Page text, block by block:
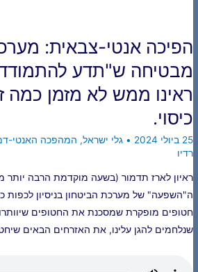
הפיכה אנטי-צבאית:
מבטיחה ש"תדע
ראינו ממש לא מזמן כמה
כיסוי.
25 ביולי 2024 • גלי ישראל, המהפכה האנטי-
רדיו
ראיון לארז תדמור (בשעה מוקדמת הרבה יותר
ה"השפעה" של מערכת הביטחון בניסיון לכפות
חטופים מופקרת שמסכנת את החטופים
שנלחמים להגן עלינו, את האזרחים הבאים